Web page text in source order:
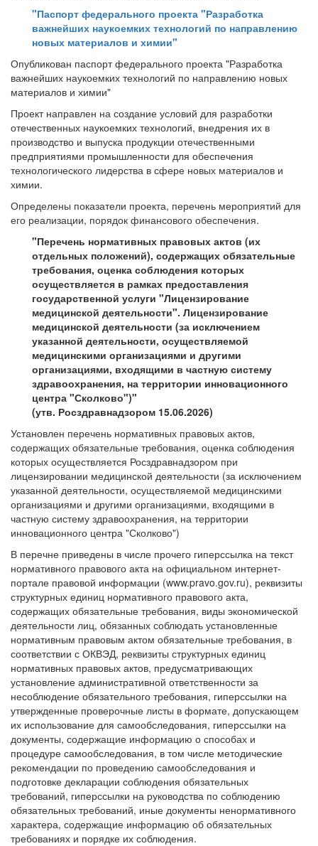
"Паспорт федерального проекта "Разработка
важнейших наукоемких технологий по направлению
новых материалов и химии"
Опубликован паспорт федерального проекта "Разработка
важнейших наукоемких технологий по направлению новых
материалов и химии"
Проект направлен на создание условий для разработки
отечественных наукоемких технологий, внедрения их в
производство и выпуска продукции отечественными
предприятиями промышленности для обеспечения
технологического лидерства в сфере новых материалов и
химии.
Определены показатели проекта, перечень мероприятий для
его реализации, порядок финансового обеспечения.
"Перечень нормативных правовых актов (их
отдельных положений), содержащих обязательные
требования, оценка соблюдения которых
осуществляется в рамках предоставления
государственной услуги "Лицензирование
медицинской деятельности". Лицензирование
медицинской деятельности (за исключением
указанной деятельности, осуществляемой
медицинскими организациями и другими
организациями, входящими в частную систему
здравоохранения, на территории инновационного
центра "Сколково")"
(утв. Росздравнадзором 15.06.2026)
Установлен перечень нормативных правовых актов,
содержащих обязательные требования, оценка соблюдения
которых осуществляется Росздравнадзором при
лицензировании медицинской деятельности (за исключением
указанной деятельности, осуществляемой медицинскими
организациями и другими организациями, входящими в
частную систему здравоохранения, на территории
инновационного центра "Сколково")
В перечне приведены в числе прочего гиперссылка на текст
нормативного правового акта на официальном интернет-
портале правовой информации (www.pravo.gov.ru), реквизиты
структурных единиц нормативного правового акта,
содержащих обязательные требования, виды экономической
деятельности лиц, обязанных соблюдать установленные
нормативным правовым актом обязательные требования, в
соответствии с ОКВЭД, реквизиты структурных единиц
нормативных правовых актов, предусматривающих
установление административной ответственности за
несоблюдение обязательного требования, гиперссылки на
утвержденные проверочные листы в формате, допускающем
их использование для самообследования, гиперссылки на
документы, содержащие информацию о способах и
процедуре самообследования, в том числе методические
рекомендации по проведению самообследования и
подготовке декларации соблюдения обязательных
требований, гиперссылки на руководства по соблюдению
обязательных требований, иные документы ненормативного
характера, содержащие информацию об обязательных
требованиях и порядке их соблюдения.